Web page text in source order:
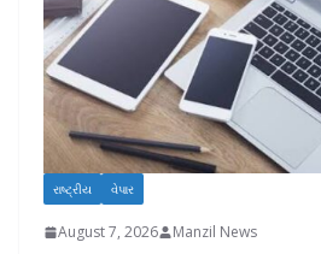
રાષ્ટ્રીય વેપાર
August 7, 2026 Manzil News